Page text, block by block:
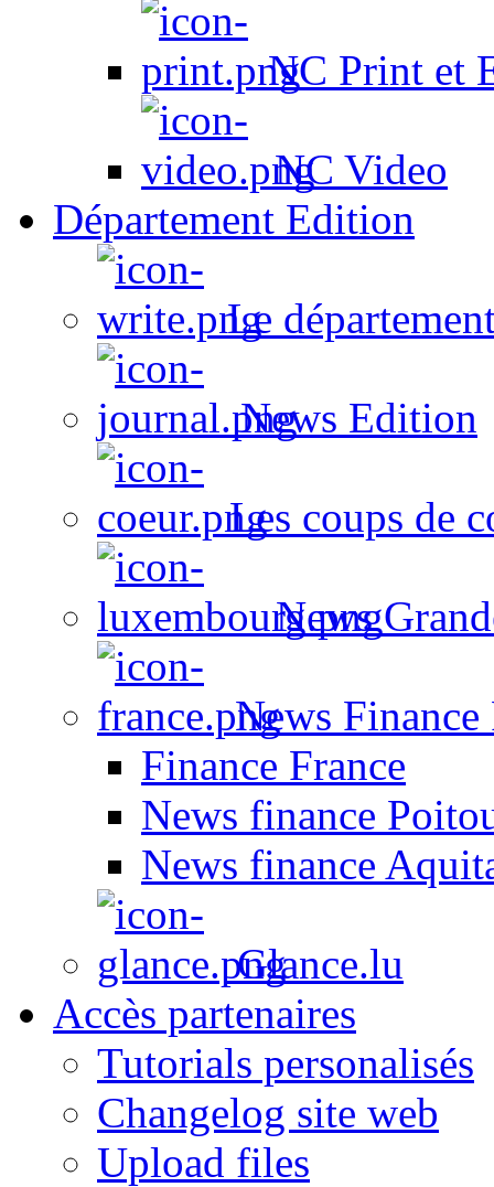
NC Print et
NC Video
Département Edition
Le
News Edition
Les coups de
News
News Finance
Finance France
News finance
News finance
Glance.lu
Accès partenaires
Tutorials personalisés
Changelog site web
Upload files